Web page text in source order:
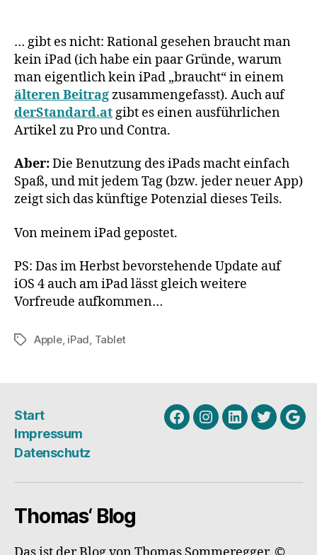
Grund,
warum
ich
nun
doch
ein
… gibt es nicht: Rational gesehen braucht man
kein iPad (ich habe ein paar Gründe, warum
man eigentlich kein iPad „braucht“ in einem
älteren Beitragzusammengefasst). Auch auf
derStandard.atgibt es einen ausführlichen
Artikel zu Pro und Contra.
Aber:Die Benutzung des iPads macht einfach
Spaß, und mit jedem Tag (bzw. jeder neuer App)
zeigt sich das künftige Potenzial dieses Teils.
Von meinem iPad gepostet.
PS: Das im Herbst bevorstehende Update auf
iOS 4 auch am iPad lässt gleich weitere
Vorfreude aufkommen…
Schlagwörter
Apple, iPad, Tablet
Start
Impressum
Datenschutz
FacebookInstagram
LinkedinTwitter
Thomas‘ Blog